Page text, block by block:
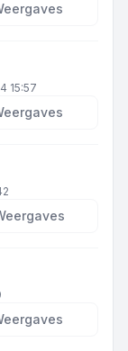
15:57